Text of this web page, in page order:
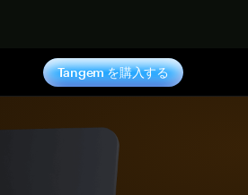
Tangem を購入する